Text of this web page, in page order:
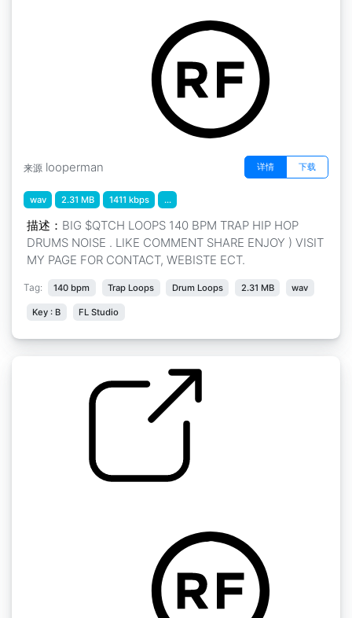
来源 looperman 详情 下载
wav 2.31 MB 1411 kbps ...
描述： BIG $QTCH LOOPS 140 BPM TRAP HIP HOP
DRUMS NOISE . LIKE COMMENT SHARE ENJOY ) VISIT
MY PAGE FOR CONTACT, WEBISTE ECT.
Tag: 140 bpm Trap Loops Drum Loops 2.31 MB wav
Key : B FL Studio